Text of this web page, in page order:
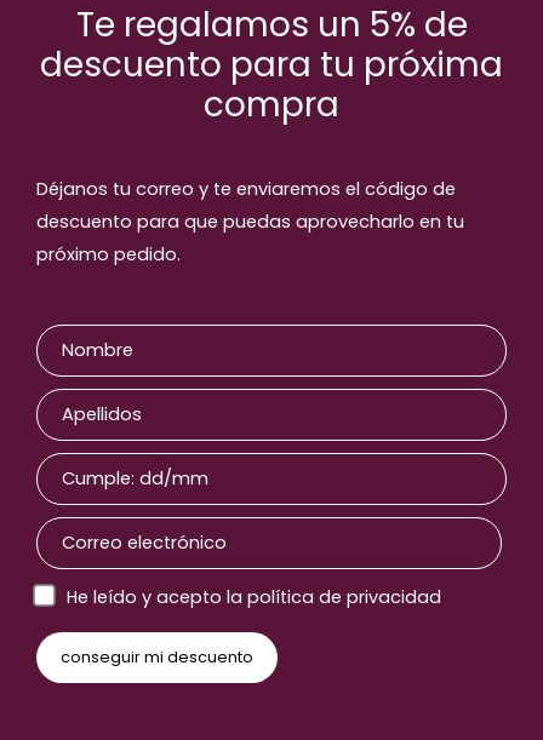
Te regalamos un 5% de
descuento para tu próxima
compra
Déjanos tu correo y te enviaremos el código de
descuento para que puedas aprovecharlo en tu
próximo pedido.
He leído y acepto la política de privacidad